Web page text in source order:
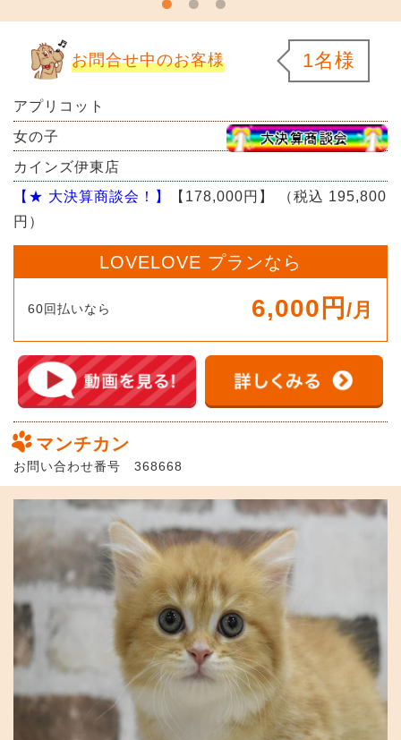
お問合せ中のお客様 1名様
アプリコット
女の子
カインズ伊東店
【★ 大決算商談会！】
【178,000円】
（税込 195,800
円）
LOVELOVE プランなら
60回払いなら 6,000円 /月
マンチカン
お問い合わせ番号 368668